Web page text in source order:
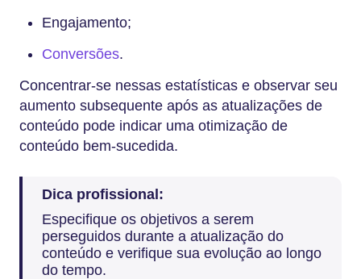
Engajamento;
Conversões.
Concentrar-se nessas estatísticas e observar seu
aumento subsequente após as atualizações de
conteúdo pode indicar uma otimização de
conteúdo bem-sucedida.
Dica profissional:
Especifique os objetivos a serem
perseguidos durante a atualização do
conteúdo e verifique sua evolução ao longo
do tempo.